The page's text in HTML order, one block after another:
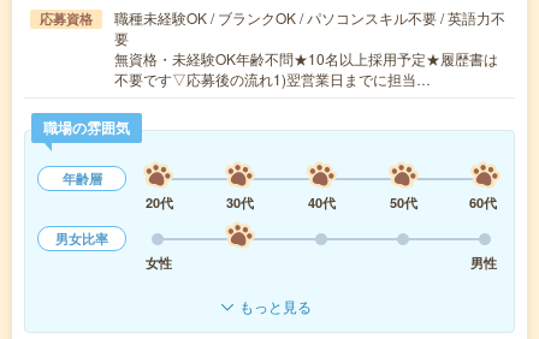
応募資格
職種未経験OK / ブランクOK / パソコンスキル不要 / 英語力不
要
無資格・未経験OK年齢不問★10名以上採用予定★履歴書は
不要です▽応募後の流れ1)翌営業日までに担当…
職場の雰囲気
年齢層
20代
30代 40代 50代
60代
男女比率
女性
男性
もっと見る